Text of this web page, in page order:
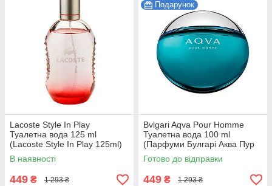
Lacoste Style In Play
Туалетна вода 125 ml
(Lacoste Style In Play 125ml)
В наявності
449 ₴ 1 293 ₴
Подарунок
Bvlgari Aqva Pour Homme
Туалетна вода 100 ml
(Парфуми Булгарі Аква Пур
Хом Парфуми Bvlgari Булгарі
Чоловічі)
Готово до відправки
449 ₴ 1 293 ₴